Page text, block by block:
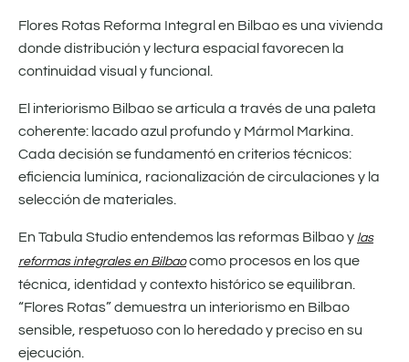
Flores Rotas Reforma Integral en Bilbao es una vivienda
donde distribución y lectura espacial favorecen la
continuidad visual y funcional.
El interiorismo Bilbao se articula a través de una paleta
coherente: lacado azul profundo y Mármol Markina.
Cada decisión se fundamentó en criterios técnicos:
eficiencia lumínica, racionalización de circulaciones y la
selección de materiales.
En Tabula Studio entendemos las reformas Bilbao y las
reformas integrales en Bilbaocomo procesos en los que
técnica, identidad y contexto histórico se equilibran.
“Flores Rotas” demuestra un interiorismo en Bilbao
sensible, respetuoso con lo heredado y preciso en su
ejecución.